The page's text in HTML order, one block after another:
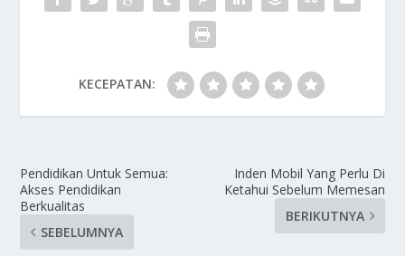
KECEPATAN:
Pendidikan Untuk Semua:
Akses Pendidikan
Berkualitas
SEBELUMNYA
Inden Mobil Yang Perlu Di
Ketahui Sebelum Memesan
BERIKUTNYA